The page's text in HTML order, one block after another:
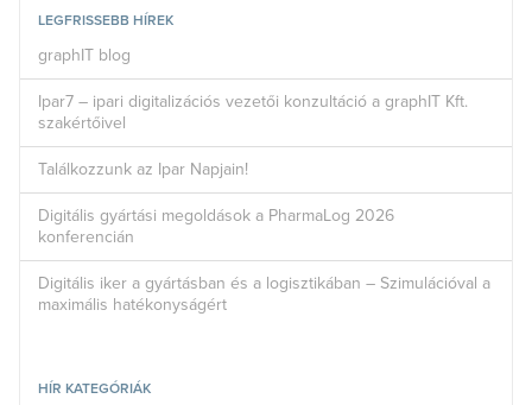
LEGFRISSEBB HÍREK
graphIT blog
Ipar7 – ipari digitalizációs vezetői konzultáció a graphIT Kft.
szakértőivel
Találkozzunk az Ipar Napjain!
Digitális gyártási megoldások a PharmaLog 2026
konferencián
Digitális iker a gyártásban és a logisztikában – Szimulációval a
maximális hatékonyságért
HÍR KATEGÓRIÁK